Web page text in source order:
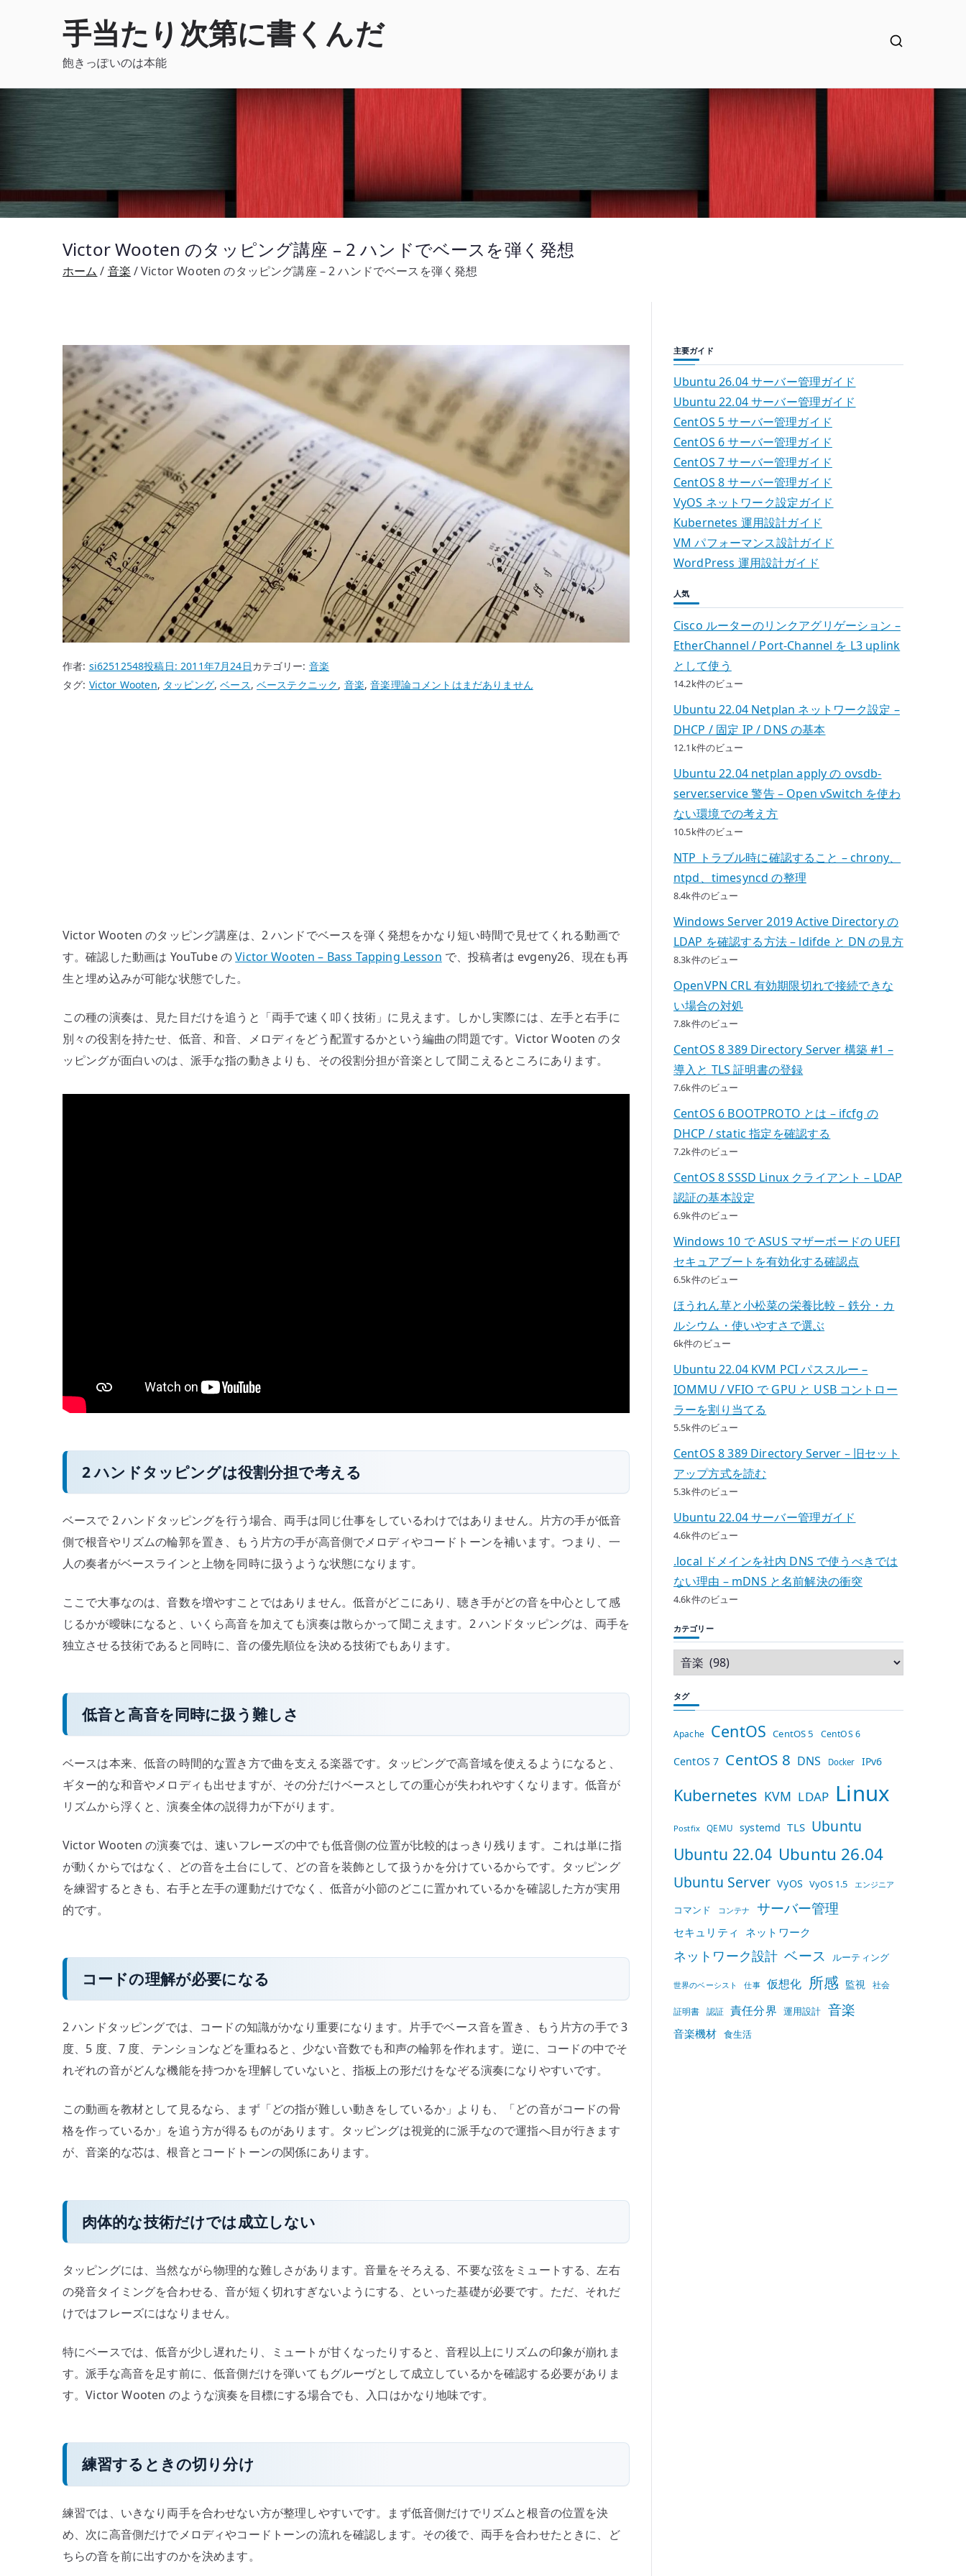
手当たり次第に書くんだ
飽きっぽいのは本能
Victor Wooten のタッピング講座 – 2 ハンドでベースを弾く発想
ホーム 音楽 Victor Wooten のタッピング講座 – 2 ハンドでベースを弾く発想
作者: si62512548投稿日:2011年7月24日カテゴリー: 音楽
タグ: Victor Wooten, タッピング,ベース,ベーステクニック, 音楽,音楽理論Victor
ド
で
ス
を
弾
発
コメントはまだありません
Victor Wooten のタッピング講座は、2 ハンドでベースを弾く発想をかなり短い時間で見せてくれる動画で
す。確認した動画は YouTube のVictor Wooten – Bass Tapping Lesson で、投稿者は evgeny26、現在も再
生と埋め込みが可能な状態でした。
この種の演奏は、見た目だけを追うと「両手で速く叩く技術」に見えます。しかし実際には、左手と右手に
別々の役割を持たせ、低音、和音、メロディをどう配置するかという編曲の問題です。Victor Wooten のタ
ッピングが面白いのは、派手な指の動きよりも、その役割分担が音楽として聞こえるところにあります。
2 ハンドタッピングは役割分担で考える
ベースで 2 ハンドタッピングを行う場合、両手は同じ仕事をしているわけではありません。片方の手が低音
側で根音やリズムの輪郭を置き、もう片方の手が高音側でメロディやコードトーンを補います。つまり、一
人の奏者がベースラインと上物を同時に扱うような状態になります。
ここで大事なのは、音数を増やすことではありません。低音がどこにあり、聴き手がどの音を中心として感
じるかが曖昧になると、いくら高音を加えても演奏は散らかって聞こえます。2 ハンドタッピングは、両手を
独立させる技術であると同時に、音の優先順位を決める技術でもあります。
低音と高音を同時に扱う難しさ
ベースは本来、低音の時間的な置き方で曲を支える楽器です。タッピングで高音域を使えるようになると、
ギター的な和音やメロディも出せますが、その分だけベースとしての重心が失われやすくなります。低音が
リズムから浮くと、演奏全体の説得力が下がります。
Victor Wooten の演奏では、速いフレーズの中でも低音側の位置が比較的はっきり残ります。これは単に指
が動くからではなく、どの音を土台にして、どの音を装飾として扱うかを分けているからです。タッピング
を練習するときも、右手と左手の運動だけでなく、低音が小節のどこに置かれているかを確認した方が実用
的です。
コードの理解が必要になる
2 ハンドタッピングでは、コードの知識がかなり重要になります。片手でベース音を置き、もう片方の手で 3
度、5 度、7 度、テンションなどを重ねると、少ない音数でも和声の輪郭を作れます。逆に、コードの中でそ
れぞれの音がどんな機能を持つかを理解していないと、指板上の形だけをなぞる演奏になりやすいです。
この動画を教材として見るなら、まず「どの指が難しい動きをしているか」よりも、「どの音がコードの骨
格を作っているか」を追う方が得るものがあります。タッピングは視覚的に派手なので運指へ目が行きます
が、音楽的な芯は、根音とコードトーンの関係にあります。
肉体的な技術だけでは成立しない
タッピングには、当然ながら物理的な難しさがあります。音量をそろえる、不要な弦をミュートする、左右
の発音タイミングを合わせる、音が短く切れすぎないようにする、といった基礎が必要です。ただ、それだ
けではフレーズにはなりません。
特にベースでは、低音が少し遅れたり、ミュートが甘くなったりすると、音程以上にリズムの印象が崩れま
す。派手な高音を足す前に、低音側だけを弾いてもグルーヴとして成立しているかを確認する必要がありま
す。Victor Wooten のような演奏を目標にする場合でも、入口はかなり地味です。
練習するときの切り分け
練習では、いきなり両手を合わせない方が整理しやすいです。まず低音側だけでリズムと根音の位置を決
め、次に高音側だけでメロディやコードトーンの流れを確認します。その後で、両手を合わせたときに、ど
ちらの音を前に出すのかを決めます。
主要ガイド
Ubuntu 26.04 サーバー管理ガイド
Ubuntu 22.04 サーバー管理ガイド
CentOS 5 サーバー管理ガイド
CentOS 6 サーバー管理ガイド
CentOS 7 サーバー管理ガイド
CentOS 8 サーバー管理ガイド
VyOS ネットワーク設定ガイド
Kubernetes 運用設計ガイド
VM パフォーマンス設計ガイド
WordPress 運用設計ガイド
人気
Cisco ルーターのリンクアグリゲーション –
EtherChannel / Port-Channel を L3 uplink
として使う
14.2k件のビュー
Ubuntu 22.04 Netplan ネットワーク設定 –
DHCP / 固定 IP / DNS の基本
12.1k件のビュー
Ubuntu 22.04 netplan apply の ovsdb-
server.service 警告 – Open vSwitch を使わ
ない環境での考え方
10.5k件のビュー
NTP トラブル時に確認すること – chrony、
ntpd、timesyncd の整理
8.4k件のビュー
Windows Server 2019 Active Directory の
LDAP を確認する方法 – ldifde と DN の見方
8.3k件のビュー
OpenVPN CRL 有効期限切れで接続できな
い場合の対処
7.8k件のビュー
CentOS 8 389 Directory Server 構築 #1 –
導入と TLS 証明書の登録
7.6k件のビュー
CentOS 6 BOOTPROTO とは – ifcfg の
DHCP / static 指定を確認する
7.2k件のビュー
CentOS 8 SSSD Linux クライアント – LDAP
認証の基本設定
6.9k件のビュー
Windows 10 で ASUS マザーボードの UEFI
セキュアブートを有効化する確認点
6.5k件のビュー
ほうれん草と小松菜の栄養比較 – 鉄分・カ
ルシウム・使いやすさで選ぶ
6k件のビュー
Ubuntu 22.04 KVM PCI パススルー –
IOMMU / VFIO で GPU と USB コントロー
ラーを割り当てる
5.5k件のビュー
CentOS 8 389 Directory Server – 旧セット
アップ方式を読む
5.3k件のビュー
Ubuntu 22.04 サーバー管理ガイド
4.6k件のビュー
.local ドメインを社内 DNS で使うべきでは
ない理由 – mDNS と名前解決の衝突
4.6k件のビュー
カテゴリー
タグ
Apache CentOS CentOS 5 CentOS 6
CentOS 7 CentOS 8 DNS Docker IPv6
Kubernetes KVM LDAP Linux
Postfix QEMU systemd TLS Ubuntu
Ubuntu 22.04 Ubuntu 26.04
Ubuntu Server VyOS VyOS 1.5 エンジニア
コマンド コンテナ サーバー管理
セキュリティ ネットワーク
ネットワーク設計 ベース ルーティング
世界のベーシスト 仕事 仮想化 所感 監視 社会
証明書 認証 責任分界 運用設計 音楽
音楽機材 食生活